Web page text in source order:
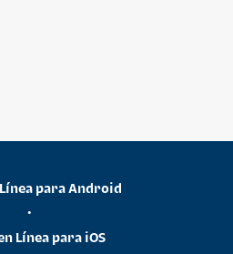
para Android
•
Línea para iOS